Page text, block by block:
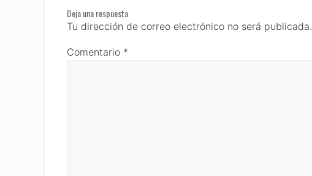
Interactions
Deja una respuesta
Tu dirección de correo electrónico no será publicada.
Comentario *